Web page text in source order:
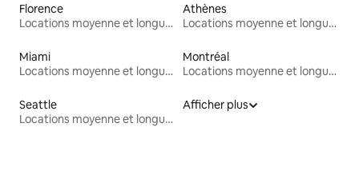
Florence
Locations moyenne et longue durée
Athènes
Locations moyenne et longue durée
Miami
Locations moyenne et longue durée
Montréal
Locations moyenne et longue durée
Seattle
Locations moyenne et longue durée
Afficher plus